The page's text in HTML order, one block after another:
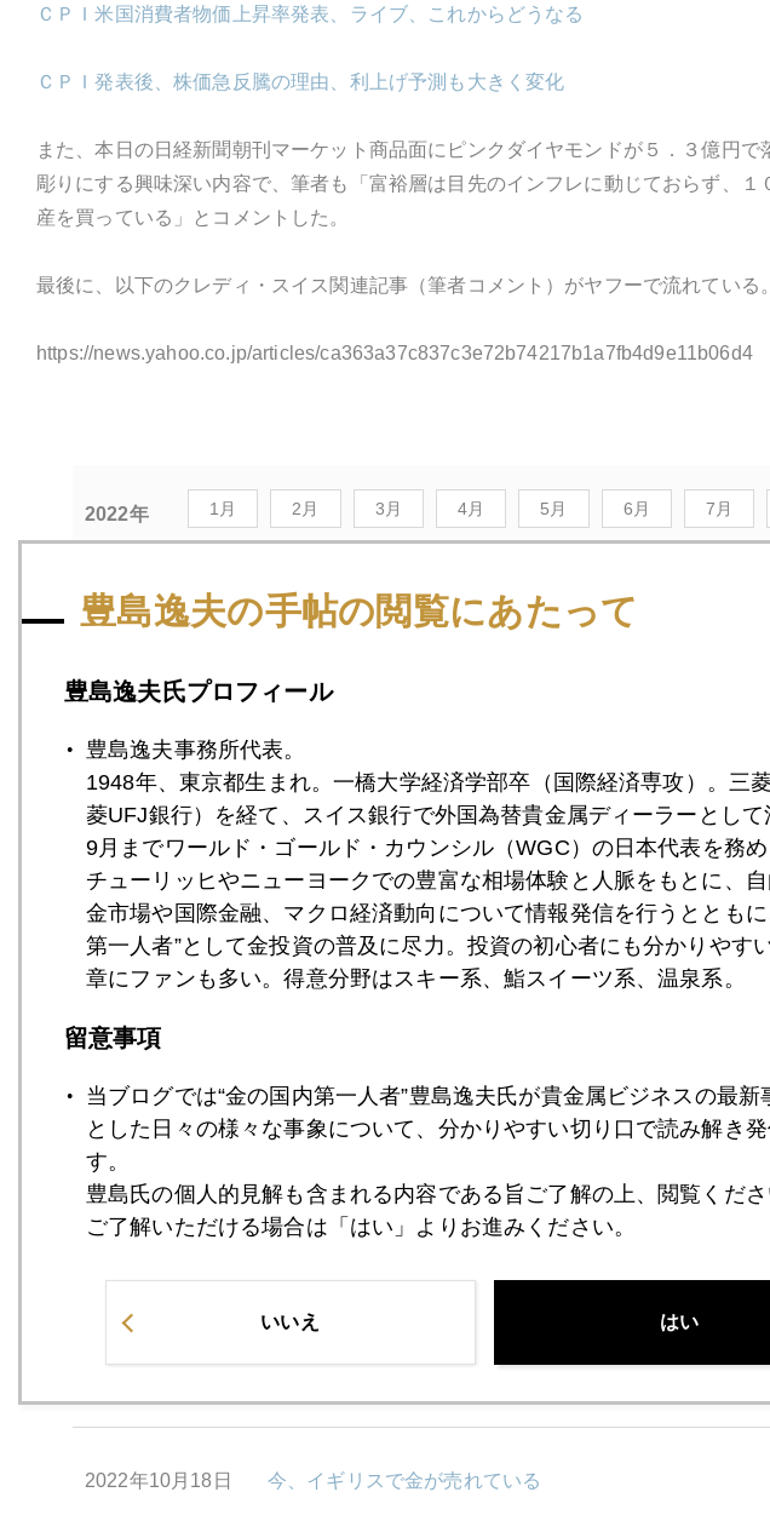
ＣＰＩ米国消費者物価上昇率発表、ライブ、これからどうなる
ＣＰＩ発表後、株価急反騰の理由、利上げ予測も大きく変化
また、本日の日経新聞朝刊マーケット商品面にピンクダイヤモンドが５．３億円
彫りにする興味深い内容で、筆者も「富裕層は目先のインフレに動じておらず、
産を買っている」とコメントした。
最後に、以下のクレディ・スイス関連記事（筆者コメント）がヤフーで流れている。
https://news.yahoo.co.jp/articles/ca363a37c837c3e72b74217b1a7fb4d9e11b06d4
2022年 1月 2月 3月 4月 5月 6月 7月
2022年10月31日 利上げ鈍化論を誘発した観測記事、筆者が修正発言
2022年10月27日 為替介入とクレディ・スイスのＸデー
2022年10月26日 クレディ・スイスの危機、１０月２７日に再建案発表へ
2022年10月25日
2022年10月24日
円、いよいよ１５０円接近
2022年10月18日 今、イギリスで金が売れている
豊島逸夫の手帖の閲覧にあたって
豊島逸夫氏プロフィール
豊島逸夫事務所代表。
1948年、東京都生まれ。一橋大学経済学部卒（国際経済専攻）。三
菱UFJ銀行）を経て、スイス銀行で外国為替貴金属ディーラーとし
9月までワールド・ゴールド・カウンシル（WGC）の日本代表を務
チューリッヒやニューヨークでの豊富な相場体験と人脈をもとに、
金市場や国際金融、マクロ経済動向について情報発信を行うとともに
第一人者”として金投資の普及に尽力。投資の初心者にも分かりやす
章にファンも多い。得意分野はスキー系、鮨スイーツ系、温泉系。
留意事項
当ブログでは“金の国内第一人者”豊島逸夫氏が貴金属ビジネスの最新
とした日々の様々な事象について、分かりやすい切り口で読み解き
す。
豊島氏の個人的見解も含まれる内容である旨ご了解の上、閲覧くださ
ご了解いただける場合は「はい」よりお進みください。
いいえ はい